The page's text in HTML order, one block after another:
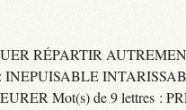
RÉPARTIR
INEPUISABLE
Mot(s) de 9 lettres :